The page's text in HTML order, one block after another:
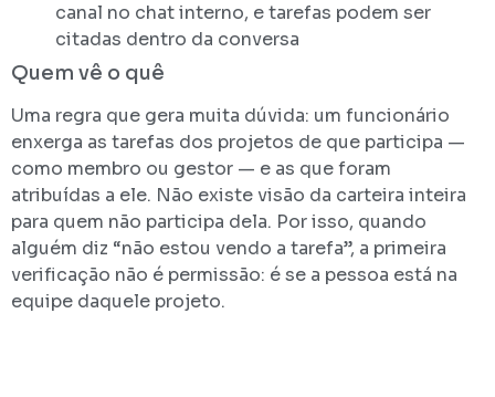
canal no chat interno, e tarefas podem ser
citadas dentro da conversa
Quem vê o quê
Uma regra que gera muita dúvida: um funcionário
enxerga as tarefas dos projetos de que participa —
como membro ou gestor — e as que foram
atribuídas a ele. Não existe visão da carteira inteira
para quem não participa dela. Por isso, quando
alguém diz “não estou vendo a tarefa”, a primeira
verificação não é permissão: é se a pessoa está na
equipe daquele projeto.